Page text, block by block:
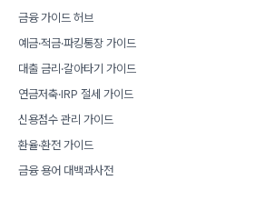
금융 가이드 허브
예금·적금·파킹통장 가이드
대출 금리·갈아타기 가이드
연금저축·IRP 절세 가이드
신용점수 관리 가이드
환율·환전 가이드
금융 용어 대백과사전